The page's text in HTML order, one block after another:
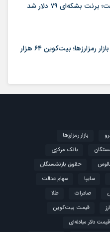
بشکه‌ای ۷۹ دلار شد
آخرین وضعیت بازار رمزارزها؛ بیت‌کوین ۶۴ هزار
بازار رمزارزها
بانک مرکزی
حقوق بازنشستگان
سایپا
سهام عدالت
صادرات
طلا
قیمت بیت‌کوین
قیمت دلار مبادله‌ای